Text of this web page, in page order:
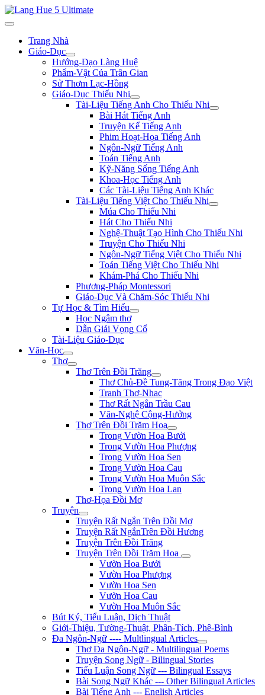
Trang Nhà
Giáo-Dục
Hướng-Đạo Làng Huệ
Phẩm-Vật Của Trân Gian
Sử Thơm Lạc-Hồng
Giáo-Dục Thiếu Nhi
Tài-Liệu Tiếng Anh Cho Thiếu Nhi
Bài Hát Tiếng Anh
Truyện Kể Tiếng Anh
Phim Hoạt-Họa Tiếng Anh
Ngôn-Ngữ Tiếng Anh
Toán Tiếng Anh
Kỹ-Năng Sống Tiếng Anh
Khoa-Học Tiếng Anh
Các Tài-Liệu Tiếng Anh Khác
Tài-Liệu Tiếng Việt Cho Thiếu Nhi
Múa Cho Thiếu Nhi
Hát Cho Thiếu Nhi
Nghệ-Thuật Tạo Hình Cho Thiếu Nhi
Truyện Cho Thiếu Nhi
Ngôn-Ngữ Tiếng Việt Cho Thiếu Nhi
Toán Tiếng Việt Cho Thiếu Nhi
Khám-Phá Cho Thiếu Nhi
Phương-Pháp Montessori
Giáo-Dục Và Chăm-Sóc Thiếu Nhi
Tự Học & Tìm Hiểu
Học Ngâm thơ
Dẫn Giải Vọng Cổ
Tài-Liệu Giáo-Dục
Văn-Học
Thơ
Thơ Trên Đồi Trăng
Thơ Chủ-Đề Tung-Tăng Trong Đạo Việt
Tranh Thơ-Nhac
Thơ Rất Ngắn Trầu Cau
Văn-Nghệ Cộng-Hưởng
Thơ Trên Đồi Trăm Hoa
Trong Vườn Hoa Bưởi
Trong Vườn Hoa Phượng
Trong Vườn Hoa Sen
Trong Vườn Hoa Cau
Trong Vườn Hoa Muôn Sắc
Trong Vườn Hoa Lan
Thơ-Họa Đồi Mơ
Truyện
Truyện Rất Ngắn Trên Đồi Mơ
Truyện Rất NgắnTrên Đồi Hương
Truyện Trên Đồi Trăng
Truyện Trên Đồi Trăm Hoa
Vườn Hoa Bưởi
Vườn Hoa Phượng
Vườn Hoa Sen
Vườn Hoa Cau
Vườn Hoa Muôn Sắc
Bút Ký, Tiểu Luận, Dịch Thuật
Giới-Thiệu, Tường-Thuật, Phân-Tích, Phê-Bình
Đa Ngôn-Ngữ ---- Multlingual Articles
Thơ Đa Ngôn-Ngữ - Multilingual Poems
Truyện Song Ngữ - Bilingual Stories
Tiểu Luận Song Ngữ --- Bilingual Essays
Bài Song Ngữ Khác --- Other Bilingual Articles
Bài Tiếng Anh --- English Articles